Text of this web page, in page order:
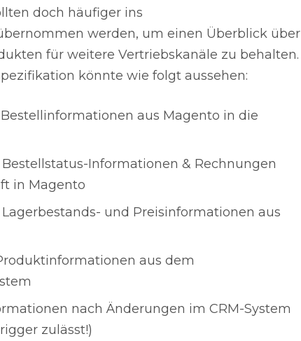
doch häufiger ins
werden, um einen Überblick über
für weitere Vertriebskanäle zu behalten.
könnte wie folgt aussehen:
aus Magento in die
Informationen & Rechnungen
in Magento
und Preisinformationen aus
aus dem
nach Änderungen im CRM-System
zulässt!)